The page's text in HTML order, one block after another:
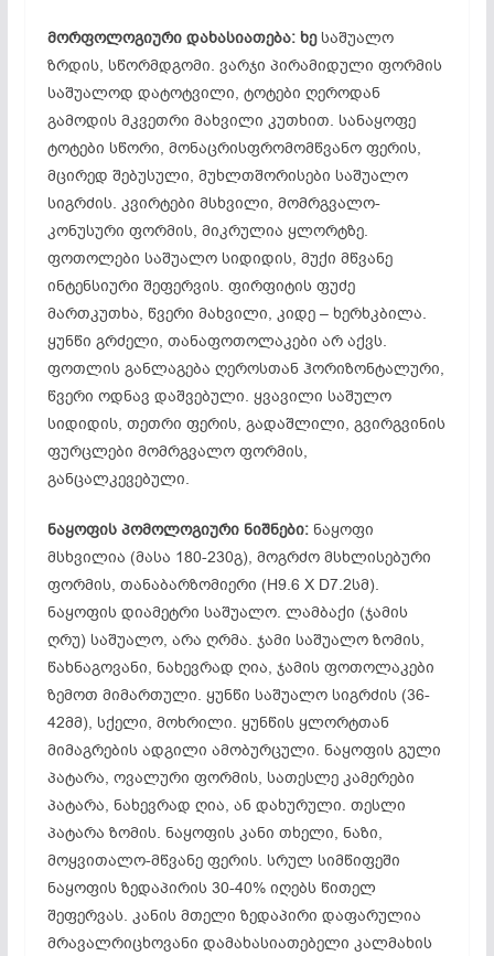
მორფოლოგიური დახასიათება: ხესაშუალო
ზრდის, სწორმდგომი. ვარჯი პირამიდული ფორმის
საშუალოდ დატოტვილი, ტოტები ღეროდან
გამოდის მკვეთრი მახვილი კუთხით. სანაყოფე
ტოტები სწორი, მონაცრისფრომომწვანო ფერის,
მცირედ შებუსული, მუხლთშორისები საშუალო
სიგრძის. კვირტები მსხვილი, მომრგვალო-
კონუსური ფორმის, მიკრულია ყლორტზე.
ფოთოლები საშუალო სიდიდის, მუქი მწვანე
ინტენსიური შეფერვის. ფირფიტის ფუძე
მართკუთხა, წვერი მახვილი, კიდე – ხერხკბილა.
ყუნწი გრძელი, თანაფოთოლაკები არ აქვს.
ფოთლის განლაგება ღეროსთან ჰორიზონტალური,
წვერი ოდნავ დაშვებული. ყვავილი საშულო
სიდიდის, თეთრი ფერის, გადაშლილი, გვირგვინის
ფურცლები მომრგვალო ფორმის,
განცალკევებული.
ნაყოფის პომოლოგიური ნიშნები:ნაყოფი
მსხვილია (მასა 180-230გ), მოგრძო მსხლისებური
ფორმის, თანაბარზომიერი (H9.6 X D7.2სმ).
ნაყოფის დიამეტრი საშუალო. ლამბაქი (ჯამის
ღრუ) საშუალო, არა ღრმა. ჯამი საშუალო ზომის,
წახნაგოვანი, ნახევრად ღია, ჯამის ფოთოლაკები
ზემოთ მიმართული. ყუნწი საშუალო სიგრძის (36-
42მმ), სქელი, მოხრილი. ყუნწის ყლორტთან
მიმაგრების ადგილი ამობურცული. ნაყოფის გული
პატარა, ოვალური ფორმის, სათესლე კამერები
პატარა, ნახევრად ღია, ან დახურული. თესლი
პატარა ზომის. ნაყოფის კანი თხელი, ნაზი,
მოყვითალო-მწვანე ფერის. სრულ სიმწიფეში
ნაყოფის ზედაპირის 30-40% იღებს წითელ
შეფერვას. კანის მთელი ზედაპირი დაფარულია
მრავალრიცხოვანი დამახასიათებელი კალმახის